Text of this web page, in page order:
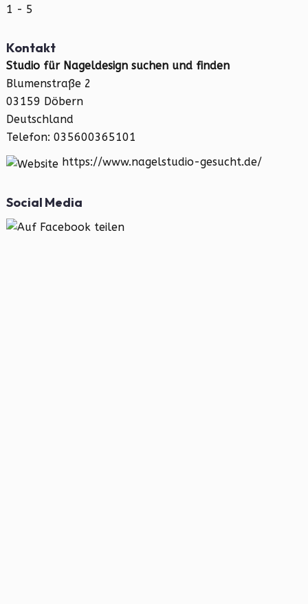
1 - 5
Kontakt
Studio für Nageldesign suchen und finden
Blumenstraße 2
03159 Döbern
Deutschland
Telefon: 035600365101
https://www.nagelstudio-gesucht.de/
Social Media